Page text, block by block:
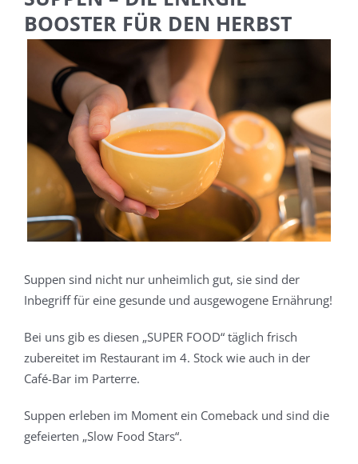
BOOSTER FÜR DEN HERBST
Zeige
grösseres
Suppen sind nicht nur unheimlich gut, sie sind der
Inbegriff für eine gesunde und ausgewogene Ernährung!
Bei uns gib es diesen „SUPER FOOD“ täglich frisch
zubereitet im Restaurant im 4. Stock wie auch in der
Café-Bar im Parterre.
Suppen erleben im Moment ein Comeback und sind die
gefeierten „Slow Food Stars“.